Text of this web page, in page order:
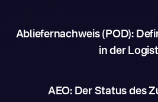
Abliefernachweis (POD):
in der
AEO: Der Status des